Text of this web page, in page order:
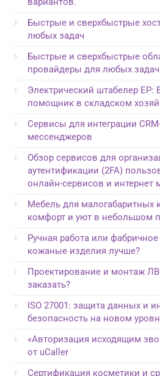
Быстрые и сверхбыстрые
любых задач
Быстрые и сверхбыстрые
провайдеры для любых задач
Электрический штабелер
помощник в складском
Сервисы для интеграции
мессенджеров
Обзор сервисов для
аутентификации (2FA)
онлайн-сервисов и интернет
Мебель для малогабаритных
комфорт и уют в небольшом
Ручная работа или
кожаные изделия лучше?
Проектирование и монтаж
заказать?
ISO 27001: защита данных и
безопасность на новом
«Авторизация исходящим
от uCaller
Сертификация косметики и